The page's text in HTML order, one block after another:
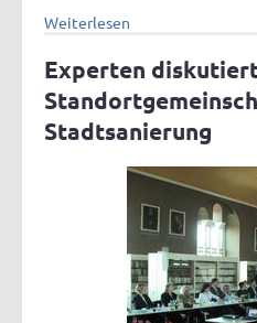
Weiterlesen
Experten
Stadtsanierung